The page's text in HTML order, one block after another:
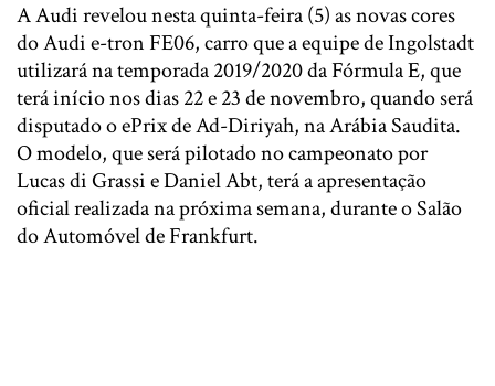
A Audi revelou nesta quinta-feira (5) as novas cores
do Audi e-tron FE06, carro que a equipe de Ingolstadt
utilizará na temporada 2019/2020 da Fórmula E, que
terá início nos dias 22 e 23 de novembro, quando será
disputado o ePrix de Ad-Diriyah, na Arábia Saudita.
O modelo, que será pilotado no campeonato por
Lucas di Grassi e Daniel Abt, terá a apresentação
oficial realizada na próxima semana, durante o Salão
do Automóvel de Frankfurt.